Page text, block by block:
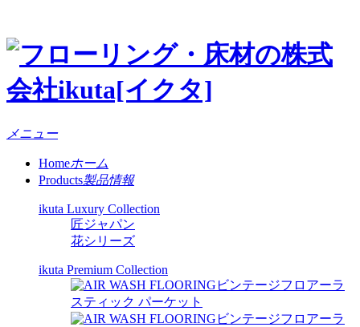
メニュー
Homeホーム
Products製品情報
ikuta Luxury Collection
匠ジャパン
花シリーズ
ikuta Premium Collection
ビンテージフロアーラ
スティック パーケット
ビンテージフロアーラ